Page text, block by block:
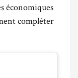
économiques
compléter